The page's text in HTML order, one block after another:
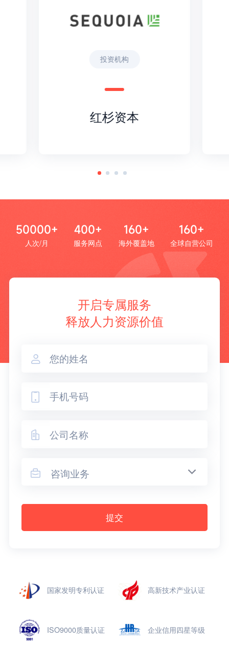
投资机构
红杉资本
50000+
人次/月
400+
服务网点
160+
海外覆盖地
160+
全球自营公司
开启专属服务
释放人力资源价值



 咨询业务
提交
国家发明专利认证 高新技术产业认证
ISO9000质量认证 企业信用四星等级